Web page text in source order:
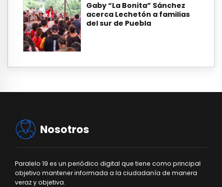
Gaby “La Bonita” Sánchez
acerca Lechetón a familias
del sur de Puebla
Nosotros
Paralelo 19 es un periódico digital que tiene como principal
objetivo mantener informada a la ciudadanía de manera
veraz y objetiva.